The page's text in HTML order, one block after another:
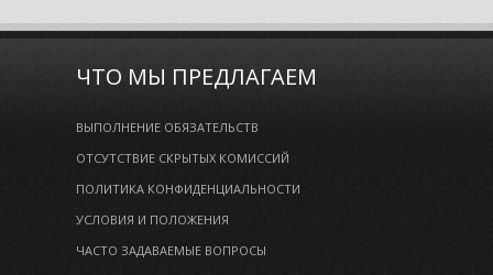
ЧТО МЫ ПРЕДЛАГАЕМ
ВЫПОЛНЕНИЕ ОБЯЗАТЕЛЬСТВ
ОТСУТСТВИЕ СКРЫТЫХ КОМИССИЙ
ПОЛИТИКА КОНФИДЕНЦИАЛЬНОСТИ
УСЛОВИЯ И ПОЛОЖЕНИЯ
ЧАСТО ЗАДАВАЕМЫЕ ВОПРОСЫ